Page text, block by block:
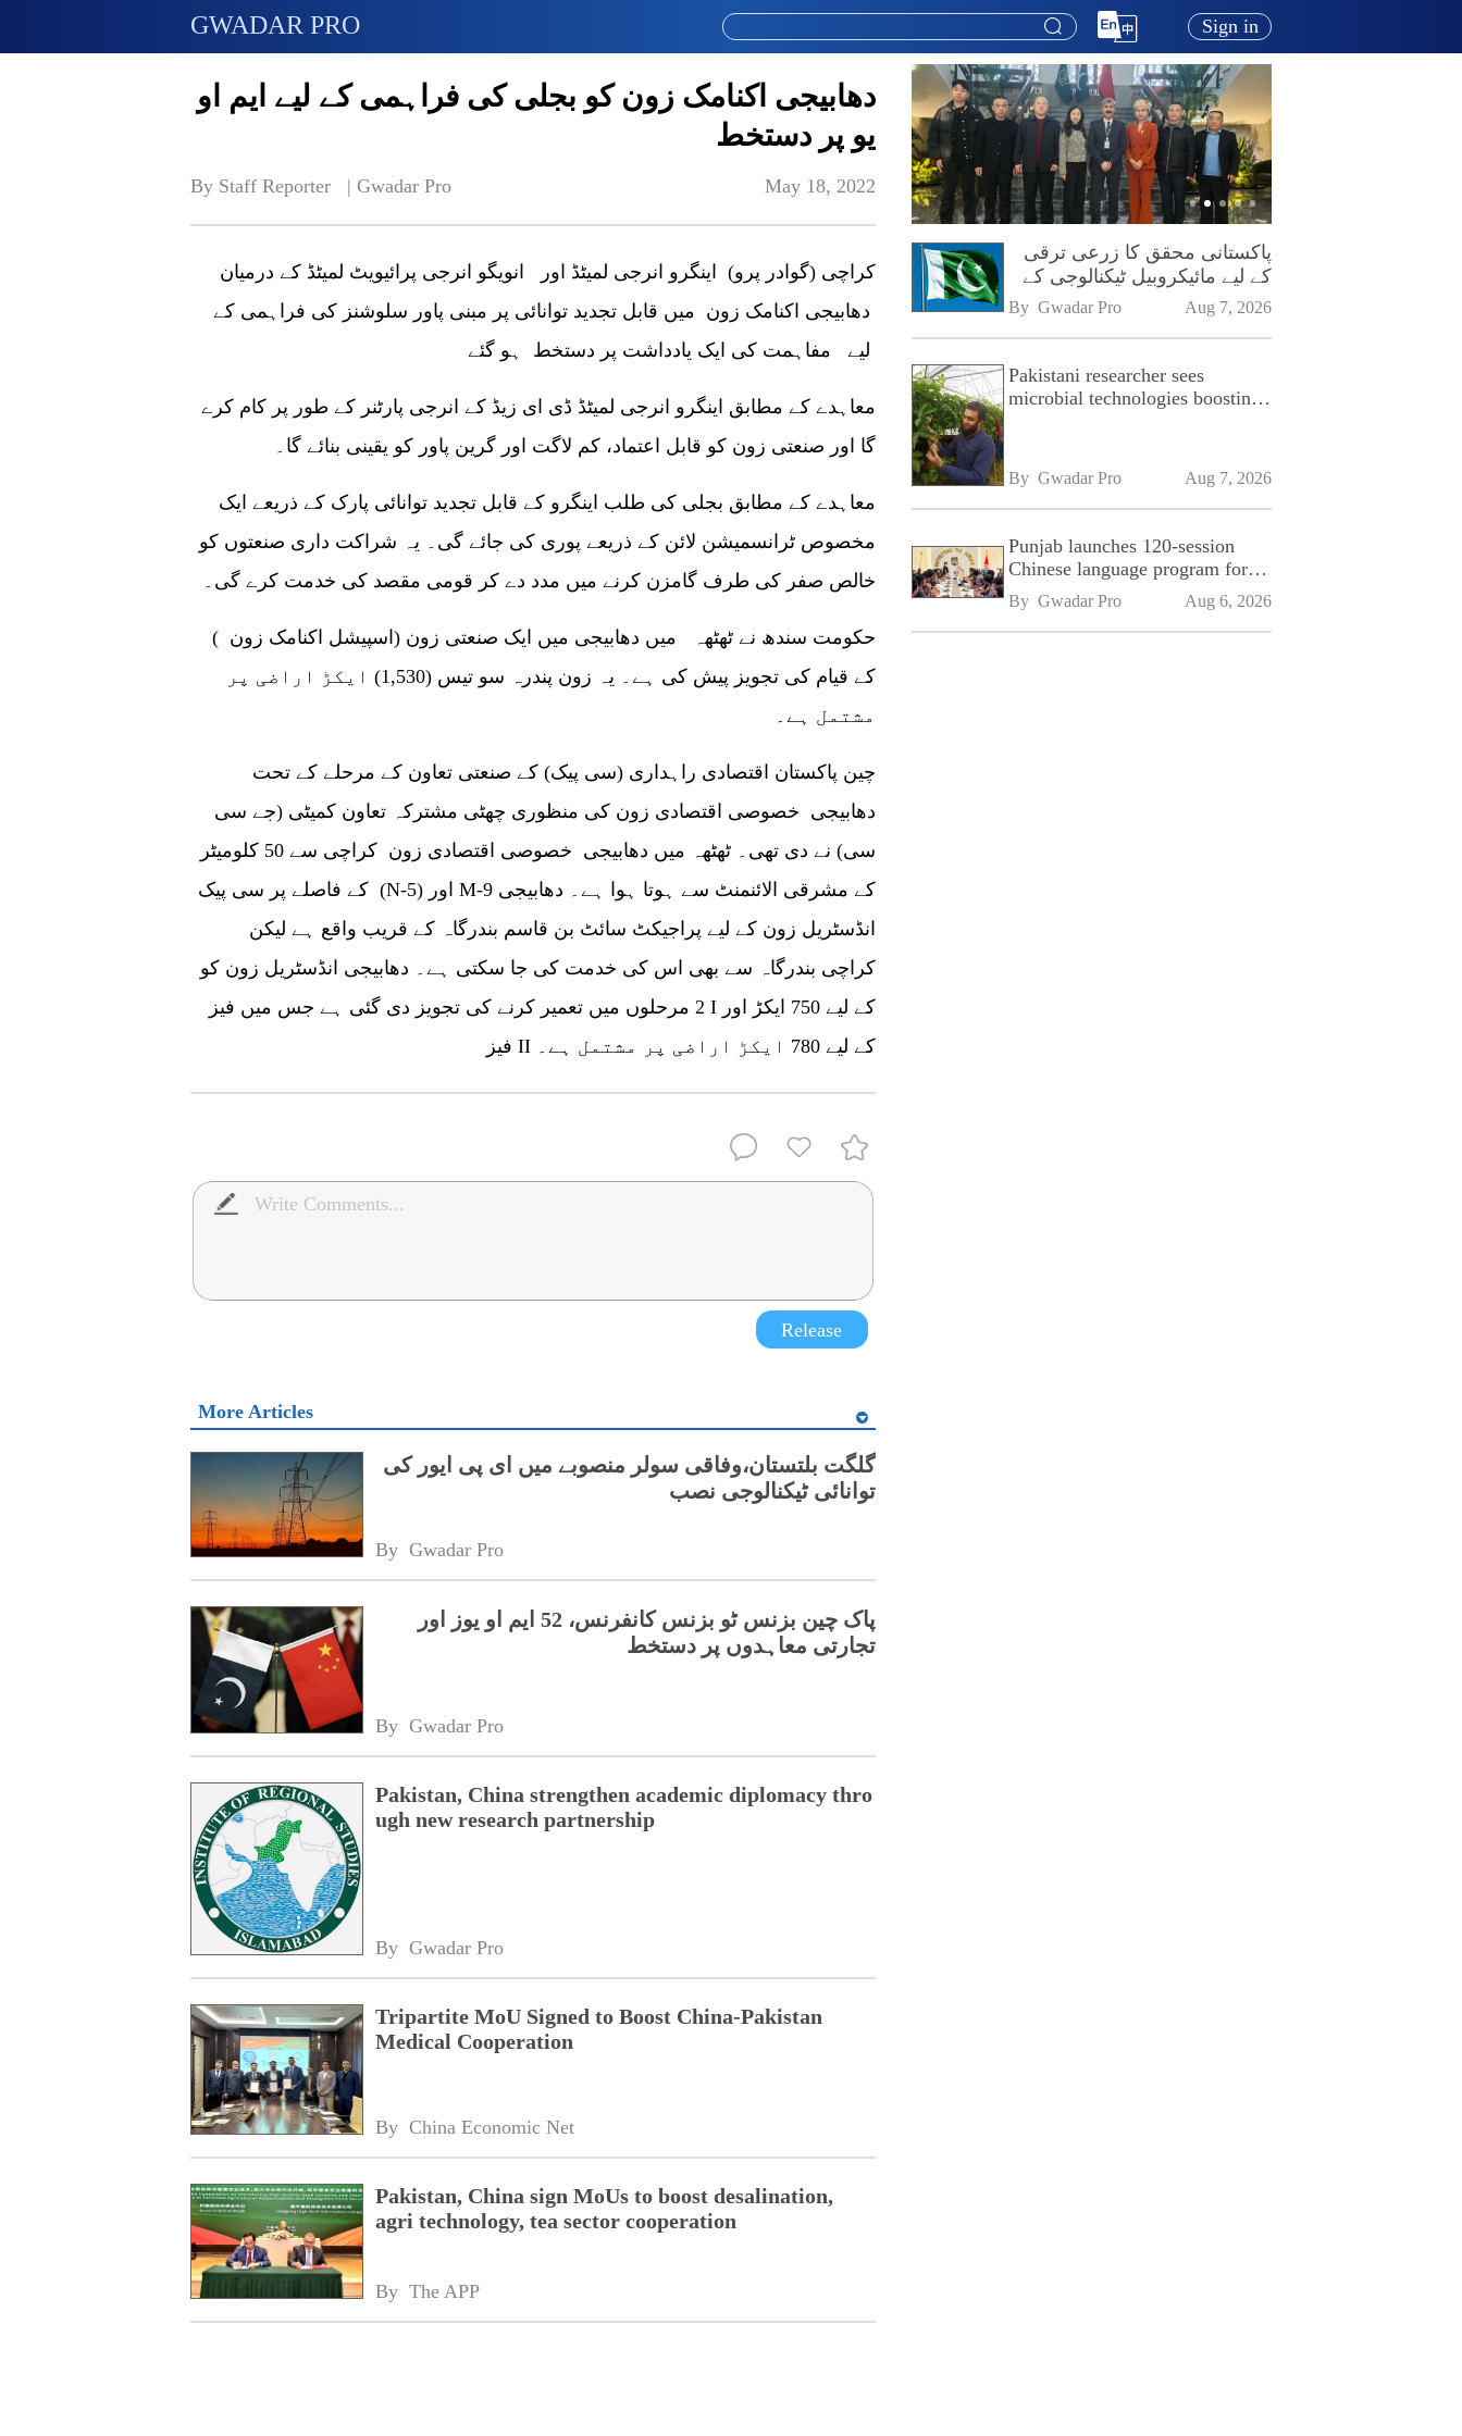
GWADAR PRO Sign in
دھابیجی اکنامک زون کو بجلی کی فراہمی کے لیے ایم او
یو پر دستخط
By Staff Reporter   | Gwadar Pro May 18, 2022
کراچی (گوادر پرو) اینگرو انرجی لمیٹڈ اور انویگو انرجی پرائیویٹ لمیٹڈ کے درمیان
دھابیجی اکنامک زون میں قابل تجدید توانائی پر مبنی پاور سلوشنز کی فراہمی کے
معاہدے کے مطابق اینگرو انرجی لمیٹڈ ڈی ای زیڈ کے انرجی پارٹنر کے طور پر کام کرے
گا اور صنعتی زون کو قابل اعتماد، کم لاگت اور گرین پاور کو یقینی بنائے گا۔
معاہدے کے مطابق بجلی کی طلب اینگرو کے قابل تجدید توانائی پارک کے ذریعے ایک
مخصوص ٹرانسمیشن لائن کے ذریعے پوری کی جائے گی۔ یہ شراکت داری صنعتوں کو
خالص صفر کی طرف گامزن کرنے میں مدد دے کر قومی مقصد کی خدمت کرے گی۔
حکومت سندھ نے ٹھٹھہ میں دھابیجی میں ایک صنعتی زون (اسپیشل اکنامک زون )
کے قیام کی تجویز پیش کی ہے۔ یہ زون پندرہ سو تیس (1,530) ایکڑ اراضی پر
مشتمل ہے۔
چین پاکستان اقتصادی راہداری (سی پیک) کے صنعتی تعاون کے مرحلے کے تحت
دھابیجی خصوصی اقتصادی زون کی منظوری چھٹی مشترکہ تعاون کمیٹی (جے سی
سی) نے دی تھی۔ ٹھٹھہ میں دھابیجی خصوصی اقتصادی زون کراچی سے 50 کلومیٹر
کے فاصلے پر سی پیک (N-5) اور M-9 کے مشرقی الائنمنٹ سے ہوتا ہوا ہے۔ دھابیجی
انڈسٹریل زون کے لیے پراجیکٹ سائٹ بن قاسم بندرگاہ کے قریب واقع ہے لیکن
کراچی بندرگاہ سے بھی اس کی خدمت کی جا سکتی ہے۔ دھابیجی انڈسٹریل زون کو
2 مرحلوں میں تعمیر کرنے کی تجویز دی گئی ہے جس میں فیز I کے لیے 750 ایکڑ اور
فیز II کے لیے 780 ایکڑ اراضی پر مشتمل ہے۔
Release
More Articles
گلگت بلتستان،وفاقی سولر منصوبے میں ای پی ایور کی
توانائی ٹیکنالوجی نصب
By Gwadar Pro
پاک چین بزنس ٹو بزنس کانفرنس، 52 ایم او یوز اور
تجارتی معاہدوں پر دستخط
By Gwadar Pro
Pakistan, China strengthen academic diplomacy thro
ugh new research partnership
By Gwadar Pro
Tripartite MoU Signed to Boost China-Pakistan
Medical Cooperation
By China Economic Net
Pakistan, China sign MoUs to boost desalination,
agri technology, tea sector cooperation
By The APP
پاکستانی محقق کا زرعی ترقی
کے لیے مائیکروبیل ٹیکنالوجی کے
فروغ پر زور
By Gwadar Pro Aug 7, 2026
Pakistani researcher sees
microbial technologies boosting
By Gwadar Pro Aug 7, 2026
Punjab launches 120-session
Chinese language program for
SPU
By Gwadar Pro Aug 6, 2026